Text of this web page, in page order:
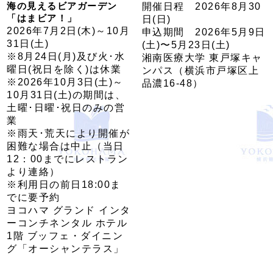
海の見えるビアガーデン
「はまビア！」
2026年7月2日(木)～10月
31日(土)
※8月24日(月)及び火･水
曜日(祝日を除く)は休業
※2026年10月3日(土)～
10月31日(土)の期間は、
土曜･日曜･祝日のみの営
業
※雨天･荒天により開催が
困難な場合は中止（当日
12：00までにレストラン
より連絡）
※利用日の前日18:00ま
でに要予約
ヨコハマ グランド インタ
ーコンチネンタル ホテル
1階 ブッフェ・ダイニン
グ「オーシャンテラス」
開催日程 2026年8月30
日(日)
申込期間 2026年5月9日
(土)〜5月23日(土)
湘南医療大学 東戸塚キャ
ンパス（横浜市戸塚区上
品濃16-48）